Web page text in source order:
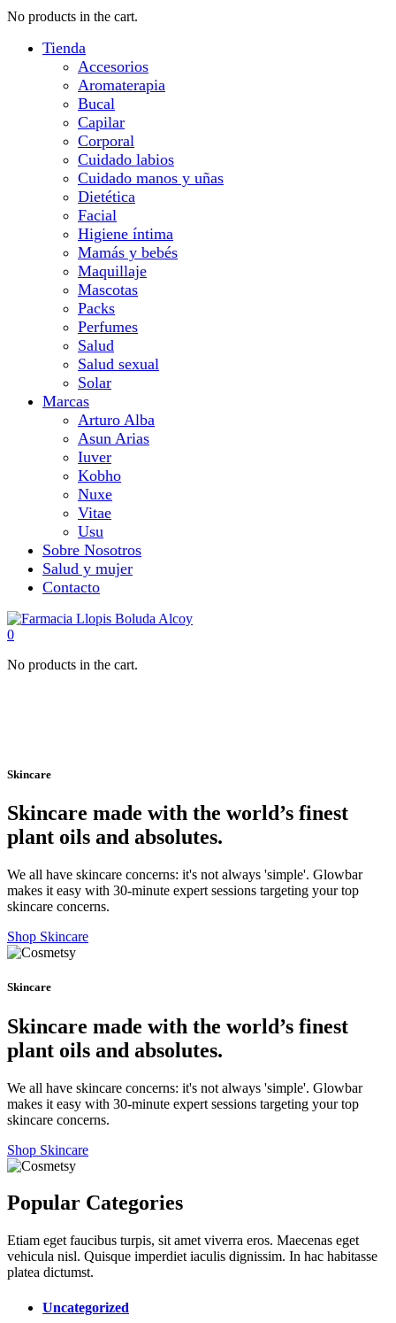
No products in the cart.
Tienda
Accesorios
Aromaterapia
Bucal
Capilar
Corporal
Cuidado labios
Cuidado manos y uñas
Dietética
Facial
Higiene íntima
Mamás y bebés
Maquillaje
Mascotas
Packs
Perfumes
Salud
Salud sexual
Solar
Marcas
Arturo Alba
Asun Arias
Iuver
Kobho
Nuxe
Vitae
Usu
Sobre Nosotros
Salud y mujer
Contacto
0
No products in the cart.
Skincare
Skincare made with the world’s finest
plant oils and absolutes.
We all have skincare concerns: it's not always 'simple'. Glowbar
makes it easy with 30-minute expert sessions targeting your top
skincare concerns.
Shop Skincare
Skincare
Skincare made with the world’s finest
plant oils and absolutes.
We all have skincare concerns: it's not always 'simple'. Glowbar
makes it easy with 30-minute expert sessions targeting your top
skincare concerns.
Shop Skincare
Popular Categories
Etiam eget faucibus turpis, sit amet viverra eros. Maecenas eget
vehicula nisl. Quisque imperdiet iaculis dignissim. In hac habitasse
platea dictumst.
Uncategorized